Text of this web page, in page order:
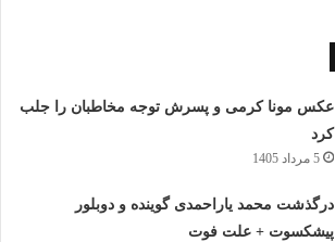
عکس مونا کرمی و پسرش توجه مخاطبان را جلب
کرد
5 مرداد 1405
درگذشت محمد یاراحمدی گوینده و دوبلور
پیشکسوت + علت فوت